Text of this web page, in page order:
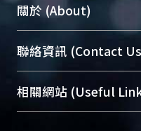
關於 (About)
臺大位居世界頂尖大
展現本校豐碩的研究
機構典藏（NTUR）與
台，成為臺大學術典
聯絡資訊 (Contact
總館學科館員(Main
醫學圖書館學科館員
相關網站 (Useful